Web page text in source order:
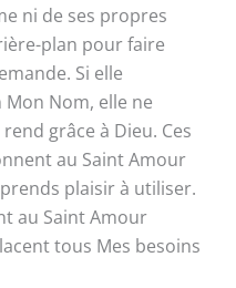
ni de ses propres
plan pour faire
Si elle
Nom, elle ne
grâce à Dieu. Ces
au Saint Amour
plaisir à utiliser.
au Saint Amour
tous Mes besoins